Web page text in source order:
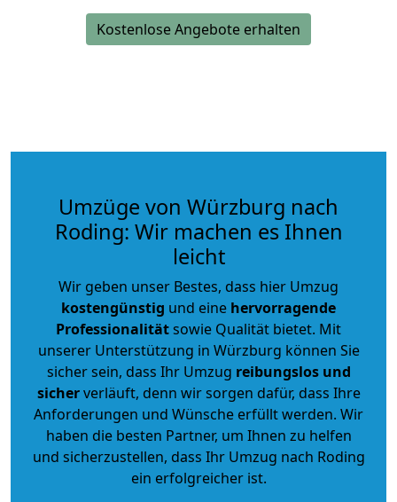
Kostenlose Angebote erhalten
Umzüge von Würzburg nach
Roding: Wir machen es Ihnen
leicht
Wir geben unser Bestes, dass hier Umzug
kostengünstig und eine hervorragende
Professionalitätsowie Qualität bietet. Mit
unserer Unterstützung in Würzburg können Sie
sicher sein, dass Ihr Umzug reibungslos und
sicherverläuft, denn wir sorgen dafür, dass Ihre
Anforderungen und Wünsche erfüllt werden. Wir
haben die besten Partner, um Ihnen zu helfen
und sicherzustellen, dass Ihr Umzug nach Roding
ein erfolgreicher ist.